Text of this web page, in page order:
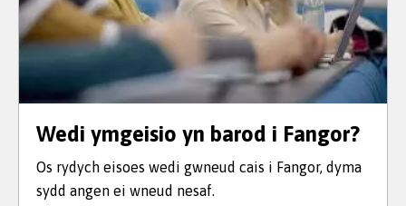
Wedi ymgeisio yn barod i Fangor?
Os rydych eisoes wedi gwneud cais i Fangor, dyma
sydd angen ei wneud nesaf.